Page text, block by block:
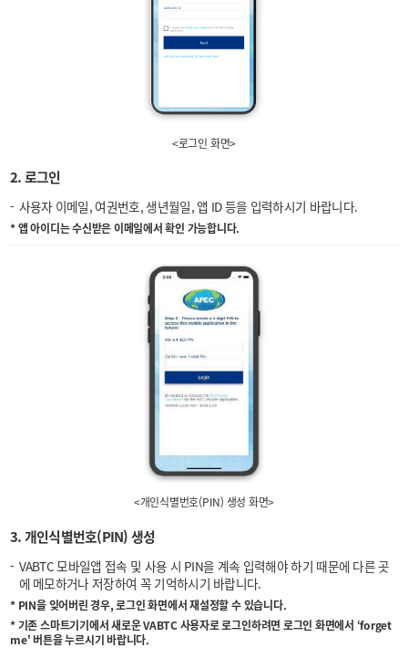
<로그인 화면>
2. 로그인
사용자 이메일, 여권번호, 생년월일, 앱 ID 등을 입력하시기 바랍니다.
* 앱 아이디는 수신받은 이메일에서 확인 가능합니다.
<개인식별번호(PIN) 생성 화면>
3. 개인식별번호(PIN) 생성
VABTC 모바일앱 접속 및 사용 시 PIN을 계속 입력해야 하기 때문에 다른 곳
에 메모하거나 저장하여 꼭 기억하시기 바랍니다.
* PIN을 잊어버린 경우, 로그인 화면에서 재설정할 수 있습니다.
* 기존 스마트기기에서 새로운 VABTC 사용자로 로그인하려면 로그인 화면에서 ‘forget
me' 버튼을 누르시기 바랍니다.